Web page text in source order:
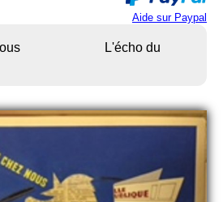
Aide sur Paypal
nous L'écho du